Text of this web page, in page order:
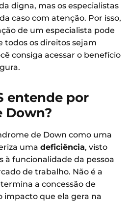
digna, mas os especialistas
caso com atenção. Por isso,
de um especialista pode
todos os direitos sejam
consiga acessar o benefício
entende por
Down?
de Down como uma
uma deficiência, visto
à funcionalidade da pessoa
de trabalho. Não é a
a concessão de
impacto que ela gera na